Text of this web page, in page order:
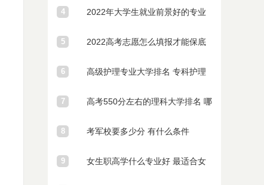
哪些好就业
4 2022年大学生就业前景好的专业
有哪些
5 2022高考志愿怎么填报才能保底
6 高级护理专业大学排名 专科护理
学校哪个好
7 高考550分左右的理科大学排名 哪
些院校比较好
8 考军校要多少分 有什么条件
9 女生职高学什么专业好 最适合女